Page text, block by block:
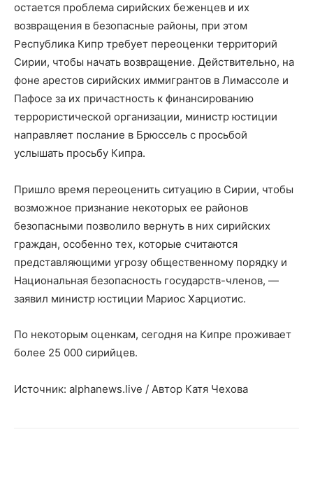
остается проблема сирийских беженцев и их
возвращения в безопасные районы, при этом
Республика Кипр требует переоценки территорий
Сирии, чтобы начать возвращение. Действительно, на
фоне арестов сирийских иммигрантов в Лимассоле и
Пафосе за их причастность к финансированию
террористической организации, министр юстиции
направляет послание в Брюссель с просьбой
услышать просьбу Кипра.
Пришло время переоценить ситуацию в Сирии, чтобы
возможное признание некоторых ее районов
безопасными позволило вернуть в них сирийских
граждан, особенно тех, которые считаются
представляющими угрозу общественному порядку и
Национальная безопасность государств-членов, —
заявил министр юстиции Мариос Харциотис.
По некоторым оценкам, сегодня на Кипре проживает
более 25 000 сирийцев.
Источник: alphanews.live / Автор Катя Чехова